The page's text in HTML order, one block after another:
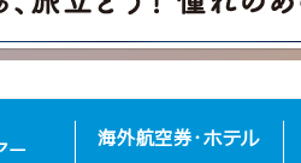
ー 海外航空券･ホテル